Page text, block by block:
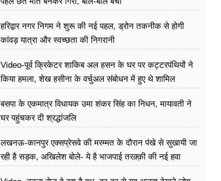
हरिद्वार नगर निगम ने शुरू की नई पहल, ड्रोन तकनीक से होगी
कांवड़ यात्रा और स्वच्छता की निगरानी
Video-पूर्व क्रिकेटर शाकिब अल हसन के घर पर कट्टरपंथियों ने
किया हमला, शेख हसीना के वर्चुअल संबोधन में हुए थे शामिल
बसपा के एकमात्र विधायक उमा शंकर सिंह का निधन, मायावती ने
घर पहुंचकर दी श्रद्धांजलि
लखनऊ-कानपुर एक्सप्रेसवे की मरम्मत के दौरान पंखे से सुखायी जा
रही है सड़क, अखिलेश बोले- ये है भाजपाई तरक़्क़ी की नई हवा